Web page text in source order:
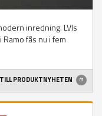
inredning. LVIs
fås nu i fem
TILL PRODUKTNYHETEN